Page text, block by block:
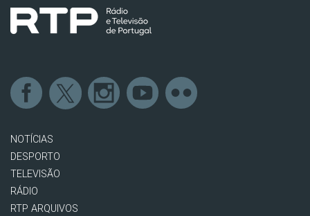
NOTÍCIAS
DESPORTO
TELEVISÃO
RÁDIO
RTP ARQUIVOS